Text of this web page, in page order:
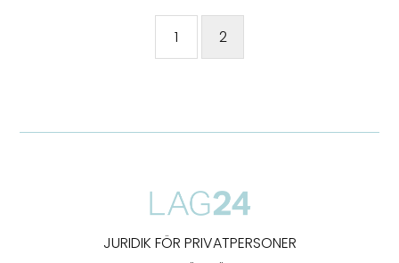
1 2
JURIDIK FÖR PRIVATPERSONER